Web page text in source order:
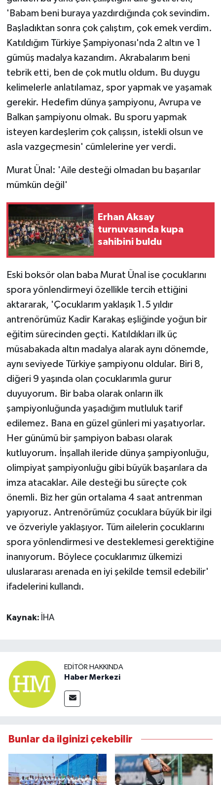
'Babam beni buraya yazdırdığında çok sevindim.
Başladıktan sonra çok çalıştım, çok emek verdim.
Katıldığım Türkiye Şampiyonası'nda 2 altın ve 1
gümüş madalya kazandım. Akrabalarım beni
tebrik etti, ben de çok mutlu oldum. Bu duygu
kelimelerle anlatılamaz, spor yapmak ve yaşamak
gerekir. Hedefim dünya şampiyonu, Avrupa ve
Balkan şampiyonu olmak. Bu sporu yapmak
isteyen kardeşlerim çok çalışsın, istekli olsun ve
asla vazgeçmesin' cümlelerine yer verdi.
Murat Ünal: 'Aile desteği olmadan bu başarılar
mümkün değil'
Erhan Aksay
turnuvasında kupa
sahibini buldu
Eski boksör olan baba Murat Ünal ise çocuklarını
spora yönlendirmeyi özellikle tercih ettiğini
aktararak, 'Çocuklarım yaklaşık 1.5 yıldır
antrenörümüz Kadir Karakaş eşliğinde yoğun bir
eğitim sürecinden geçti. Katıldıkları ilk üç
müsabakada altın madalya alarak aynı dönemde,
aynı seviyede Türkiye şampiyonu oldular. Biri 8,
diğeri 9 yaşında olan çocuklarımla gurur
duyuyorum. Bir baba olarak onların ilk
şampiyonluğunda yaşadığım mutluluk tarif
edilemez. Bana en güzel günleri mi yaşatıyorlar.
Her günümü bir şampiyon babası olarak
kutluyorum. İnşallah ileride dünya şampiyonluğu,
olimpiyat şampiyonluğu gibi büyük başarılara da
imza atacaklar. Aile desteği bu süreçte çok
önemli. Biz her gün ortalama 4 saat antrenman
yapıyoruz. Antrenörümüz çocuklara büyük bir ilgi
ve özveriyle yaklaşıyor. Tüm ailelerin çocuklarını
spora yönlendirmesi ve desteklemesi gerektiğine
inanıyorum. Böylece çocuklarımız ülkemizi
uluslararası arenada en iyi şekilde temsil edebilir'
ifadelerini kullandı.
Kaynak: İHA
EDITÖR HAKKINDA
Haber Merkezi
Bunlar da ilginizi çekebilir